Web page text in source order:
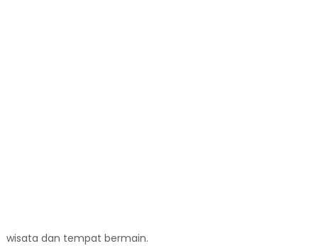
wisata dan tempat bermain.